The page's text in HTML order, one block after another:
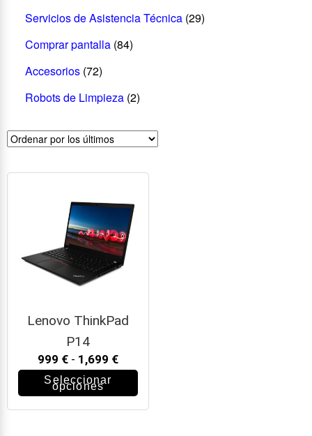
Servicios de Asistencia Técnica (29)
Comprar pantalla (84)
Accesorios (72)
Robots de Limpieza (2)
Lenovo ThinkPad
P14
999 € - 1,699 €
Seleccionar
opciones